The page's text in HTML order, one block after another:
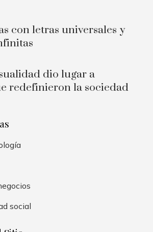
con letras universales y
dio lugar a
redefinieron la sociedad
social